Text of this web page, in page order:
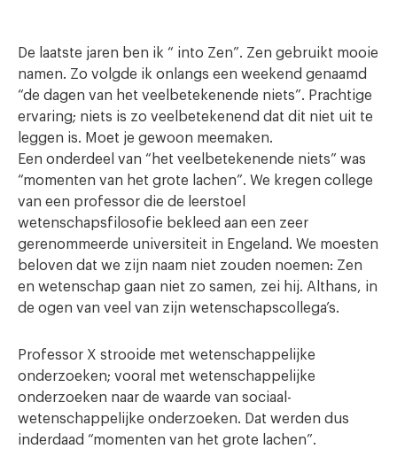
De laatste jaren ben ik “ into Zen”. Zen gebruikt mooie
namen. Zo volgde ik onlangs een weekend genaamd
“de dagen van het veelbetekenende niets”. Prachtige
ervaring; niets is zo veelbetekenend dat dit niet uit te
leggen is. Moet je gewoon meemaken.
Een onderdeel van “het veelbetekenende niets” was
“momenten van het grote lachen”. We kregen college
van een professor die de leerstoel
wetenschapsfilosofie bekleed aan een zeer
gerenommeerde universiteit in Engeland. We moesten
beloven dat we zijn naam niet zouden noemen: Zen
en wetenschap gaan niet zo samen, zei hij. Althans, in
de ogen van veel van zijn wetenschapscollega’s.
Professor X strooide met wetenschappelijke
onderzoeken; vooral met wetenschappelijke
onderzoeken naar de waarde van sociaal-
wetenschappelijke onderzoeken. Dat werden dus
inderdaad “momenten van het grote lachen”.